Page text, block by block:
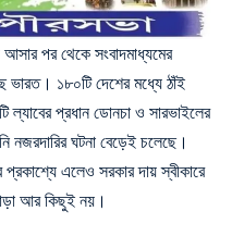
পর থেকে সংবাদমাধ্যমের
ভারত। ১৮০টি দেশের মধ্যে ঠাঁই
ল্যাবের প্রধান ডোনচা ও সারভাইলের
নজরদারির ঘটনা বেড়েই চলেছে।
প্রকাশ্যে এলেও সরকার দায় স্বীকারে
আর কিছুই নয়।